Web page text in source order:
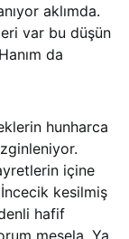
aklımda.
var bu düşün
da
hunharca
içine
kesilmiş
hafif